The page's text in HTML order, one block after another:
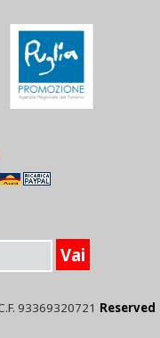
93369320721 Reserved